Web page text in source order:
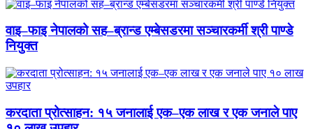
वाइ–फाइ नेपालको सह–ब्रान्ड एम्बेसडरमा सञ्चारकर्मी श्री पाण्डे
नियुक्त
करदाता प्रोत्साहन: १५ जनालाई एक–एक लाख र एक जनाले पाए